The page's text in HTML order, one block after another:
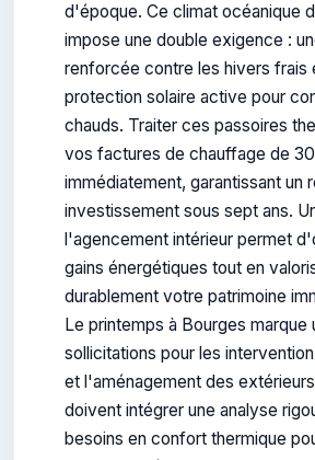
d'époque. Ce climat océanique
impose une double exigence :
renforcée contre les hivers frais
protection solaire active pour
chauds. Traiter ces passoires
vos factures de chauffage de
immédiatement, garantissant un
investissement sous sept ans.
l'agencement intérieur permet
gains énergétiques tout en
durablement votre patrimoine
Le printemps à Bourges marque
sollicitations pour les
et l'aménagement des
doivent intégrer une analyse
besoins en confort thermique